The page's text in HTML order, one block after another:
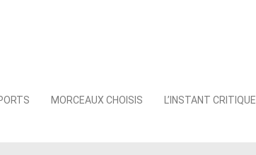
MORCEAUX CHOISIS L’INSTANT CRITIQUE